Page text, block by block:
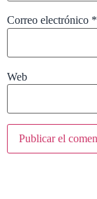
Correo electrónico *
Web